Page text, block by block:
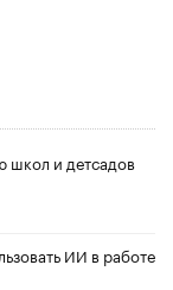
школ и детсадов
ИИ в работе